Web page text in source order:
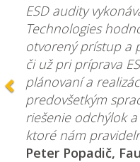
ESD audity
Technologies
otvorený prístup a
či už pri príprava
plánovaní a
predovšetkým
riešenie odchýlok
ktoré nám
Peter Popadič,
Predchádzajúca